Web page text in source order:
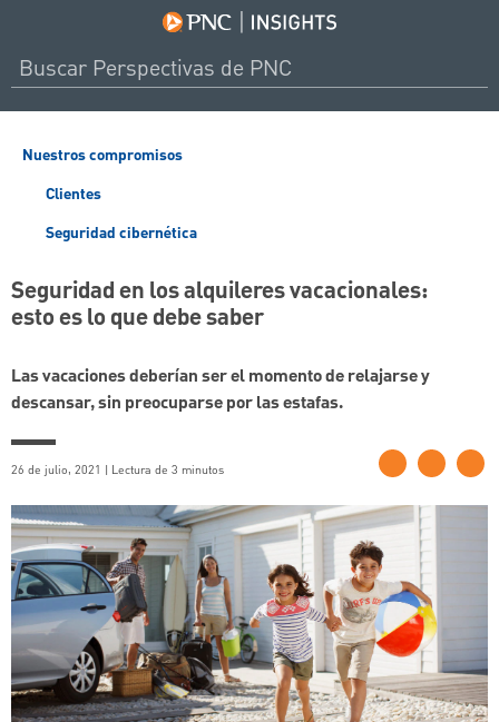
Nuestros compromisos
Clientes
Seguridad cibernética
Seguridad en los alquileres vacacionales:
esto es lo que debe saber
Las vacaciones deberían ser el momento de relajarse y
descansar, sin preocuparse por las estafas.
26 de julio, 2021 | Lectura de 3 minutos